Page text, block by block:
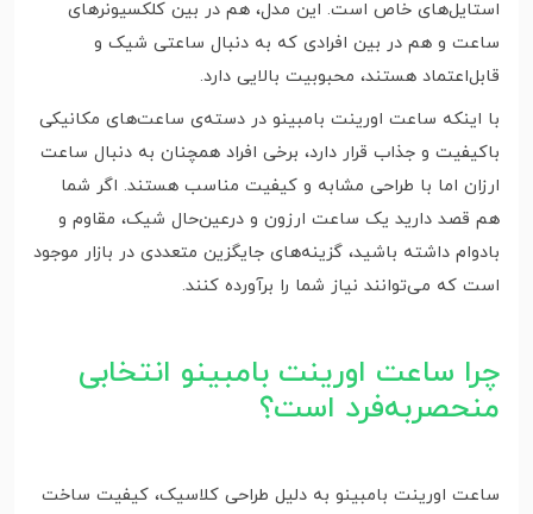
استایل‌های خاص است. این مدل، هم در بین کلکسیونرهای
ساعت و هم در بین افرادی که به دنبال ساعتی شیک و
قابل‌اعتماد هستند، محبوبیت بالایی دارد.
با اینکه ساعت اورینت بامبینو در دسته‌ی ساعت‌های مکانیکی
باکیفیت و جذاب قرار دارد، برخی افراد همچنان به دنبال ساعت
ارزان اما با طراحی مشابه و کیفیت مناسب هستند. اگر شما
هم قصد دارید یک ساعت ارزون و درعین‌حال شیک، مقاوم و
بادوام داشته باشید، گزینه‌های جایگزین متعددی در بازار موجود
است که می‌توانند نیاز شما را برآورده کنند.
چرا ساعت اورینت بامبینو انتخابی
منحصربه‌فرد است؟
ساعت اورینت بامبینو به دلیل طراحی کلاسیک، کیفیت ساخت